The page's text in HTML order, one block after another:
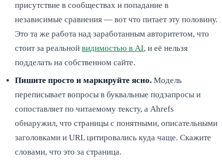
присутствие в сообществах и попадание в
независимые сравнения — вот что питает эту половину.
Это та же работа над заработанным авторитетом, что
стоит за реальнойвидимостью в AI, и её нельзя
подделать на собственном сайте.
Пишите просто и маркируйте ясно. Модель
переписывает вопросы в буквальные подзапросы и
сопоставляет по читаемому тексту, а Ahrefs
обнаружил, что страницы с понятными, описательными
заголовками и URL цитировались куда чаще. Скажите
словами, что это за страница.